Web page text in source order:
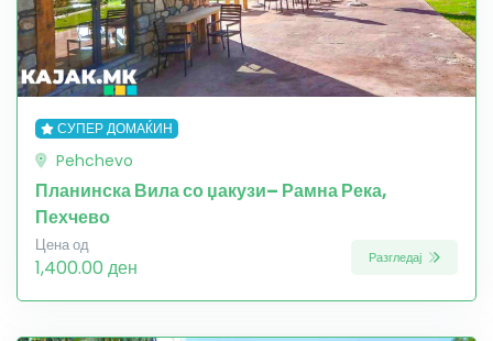
СУПЕР ДОМАЌИН
Pehchevo
Планинска Вила со џакузи– Рамна Река,
Пехчево
Цена од
1,400.00 ден Разгледај